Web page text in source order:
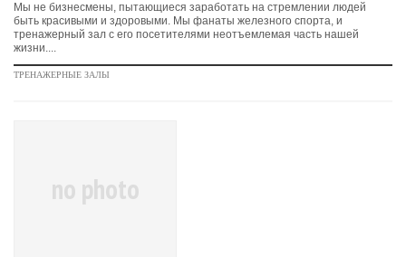
Мы не бизнесмены, пытающиеся заработать на стремлении людей
быть красивыми и здоровыми. Мы фанаты железного спорта, и
тренажерный зал с его посетителями неотъемлемая часть нашей
жизни....
ТРЕНАЖЕРНЫЕ ЗАЛЫ
no photo